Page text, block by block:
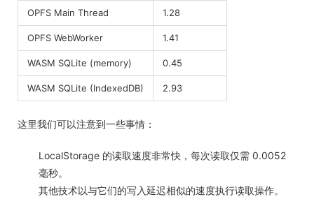
OPFS Main Thread 1.28
OPFS WebWorker 1.41
WASM SQLite (memory) 0.45
WASM SQLite (IndexedDB) 2.93
这里我们可以注意到一些事情：
LocalStorage 的读取速度非常快，每次读取仅需 0.0052
毫秒。
其他技术以与它们的写入延迟相似的速度执行读取操作。